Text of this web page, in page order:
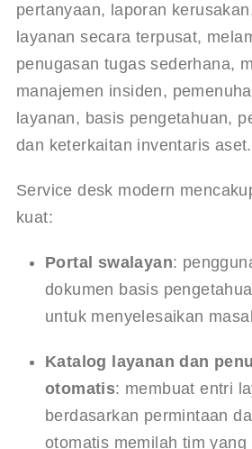
pertanyaan, laporan
layanan secara terpusat,
penugasan tugas sederhana,
manajemen insiden,
layanan, basis pengetahuan,
dan keterkaitan inventaris aset.
Service desk modern
kuat:
Portal swalayan:
dokumen basis
untuk menyelesaikan
Katalog layanan dan
otomatis: membuat entri
berdasarkan permintaan
otomatis memilah tim yang